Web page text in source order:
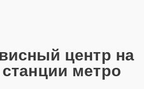
центр на
метро